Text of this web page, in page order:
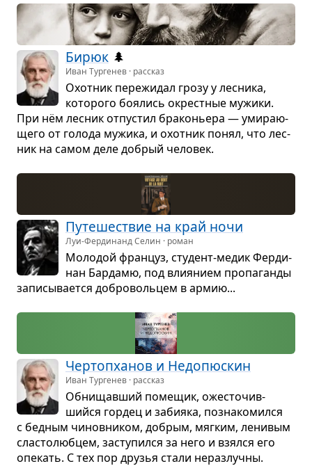
Бирюк 🌲
Иван Тургенев · рассказ
Охот­ник пере­жи­дал грозу у лес­ника,
кото­рого боя­лись окрест­ные мужики.
При нём лес­ник отпу­стил бра­ко­ньера — уми­ра­ю­
щего от голода мужика, и охот­ник понял, что лес­
ник на самом деле добрый чело­век.
Путе­ше­ствие на край ночи
Луи-Фердинанд Селин · роман
Моло­дой фран­цуз, сту­дент-медик Фер­ди­
нан Бар­дамю, под вли­я­нием про­па­ганды
запи­сы­ва­ется добро­воль­цем в армию...
Чер­топха­нов и Недо­пюс­кин
Иван Тургенев · рассказ
Обни­щав­ший поме­щик, оже­сто­чив­
шийся гор­дец и заби­яка, позна­ко­мился
с бед­ным чинов­ни­ком, добрым, мяг­ким, лени­вым
сла­сто­люб­цем, засту­пился за него и взялся его
опе­кать. С тех пор дру­зья стали нераз­лучны.